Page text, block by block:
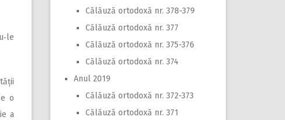
o
a
Călăuză ortodoxă nr. 378-379
Călăuză ortodoxă nr. 377
Călăuză ortodoxă nr. 375-376
Călăuză ortodoxă nr. 374
Anul 2019
Călăuză ortodoxă nr. 372-373
Călăuză ortodoxă nr. 371